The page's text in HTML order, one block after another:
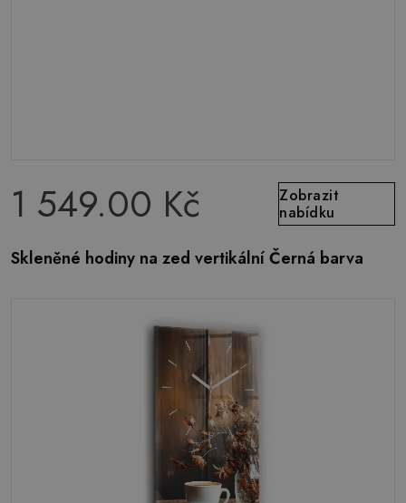
1 549.00 Kč
Zobrazit
nabídku
Skleněné hodiny na zed vertikální Černá barva